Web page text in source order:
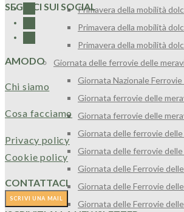
Primavera della mobilità
Primavera della mobilità
Primavera della mobilità
Giornata delle ferrovie delle
Giornata Nazionale
Giornata ferrovie delle
Giornata ferrovie delle
Giornata delle ferrovie
Giornata delle ferrovie
Giornata delle Ferrovie
Giornata delle Ferrovie
Giornata delle Ferrovie
SEGUICI SUI SOCIAL
AMODO
Chi siamo
Cosa facciamo
Privacy policy
Cookie policy
CONTATTACI